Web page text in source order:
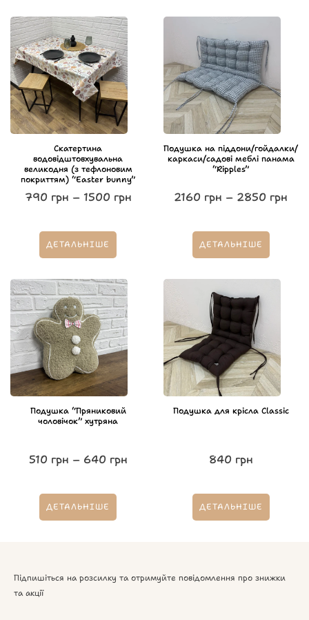
Скатертина
водовідштовхувальна
великодня (з тефлоновим
покриттям) “Easter bunny”
790 грн – 1500 грн
ДЕТАЛЬНІШЕ
Подушка на піддони/гойдалки/
каркаси/садові меблі панама
“Ripples”
2160 грн – 2850 грн
ДЕТАЛЬНІШЕ
Подушка “Пряниковий
чоловічок” хутряна
510 грн – 640 грн
ДЕТАЛЬНІШЕ
Подушка для крісла Classic
840 грн
ДЕТАЛЬНІШЕ
Підпишіться на розсилку та отримуйте повідомлення про знижки
та акції